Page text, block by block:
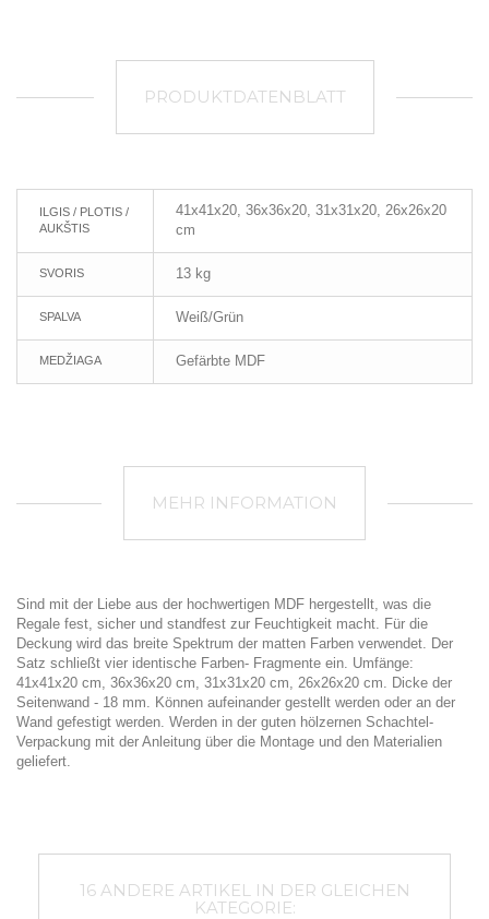
PRODUKTDATENBLATT
ILGIS / PLOTIS /
AUKŠTIS
41x41x20, 36x36x20, 31x31x20, 26x26x20
cm
SVORIS 13 kg
SPALVA Weiß/Grün
MEDŽIAGA Gefärbte MDF
MEHR INFORMATION
Sind mit der Liebe aus der hochwertigen MDF hergestellt, was die
Regale fest, sicher und standfest zur Feuchtigkeit macht. Für die
Deckung wird das breite Spektrum der matten Farben verwendet. Der
Satz schließt vier identische Farben- Fragmente ein. Umfänge:
41x41x20 cm, 36x36x20 cm, 31x31x20 cm, 26x26x20 cm. Dicke der
Seitenwand - 18 mm. Können aufeinander gestellt werden oder an der
Wand gefestigt werden. Werden in der guten hölzernen Schachtel-
Verpackung mit der Anleitung über die Montage und den Materialien
geliefert.
16 ANDERE ARTIKEL IN DER GLEICHEN
KATEGORIE: